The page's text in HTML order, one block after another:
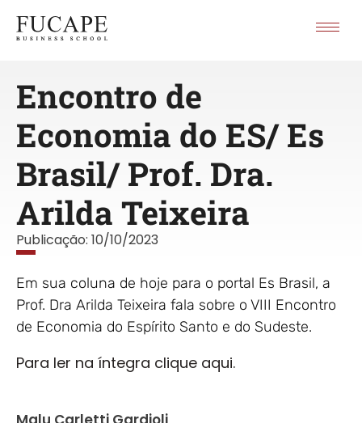
Encontro de
Economia do ES/ Es
Brasil/ Prof. Dra.
Arilda Teixeira
Publicação: 10/10/2023
Em sua coluna de hoje para o portal Es Brasil, a
Prof. Dra Arilda Teixeira fala sobre o VIII Encontro
de Economia do Espírito Santo e do Sudeste.
Para ler na íntegra clique aqui.